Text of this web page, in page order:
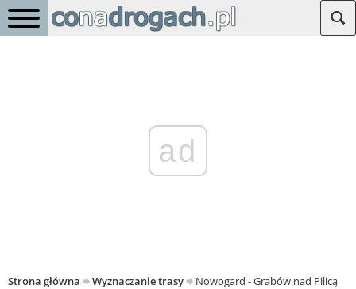
ad
Strona główna Wyznaczanie trasy Nowogard - Grabów nad Pilicą